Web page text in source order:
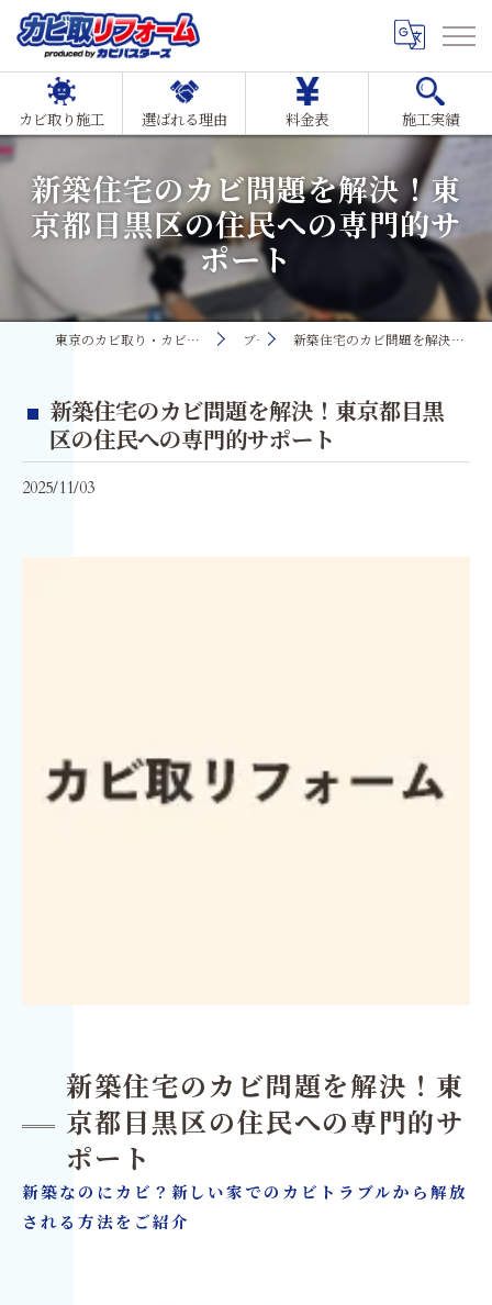
カビ取り施工 選ばれる理由 料金表 施工実績
新築住宅のカビ問題を解決！東
京都目黒区の住民への専門的サ
ポート
東京のカビ取り・カビ対策ならMIST工法®カビ取リフォーム ブログ 新築住宅のカビ問題を解決！東京都目黒区の住民への専門的サポート
新築住宅のカビ問題を解決！東京都目黒
区の住民への専門的サポート
2025/11/03
新築住宅のカビ問題を解決！東
京都目黒区の住民への専門的サ
ポート
新築なのにカビ？新しい家でのカビトラブルから解放
される方法をご紹介